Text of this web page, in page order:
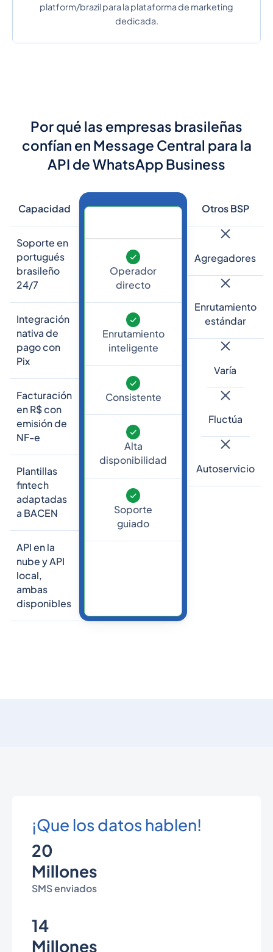
platform/brazil para la plataforma de marketing
dedicada.
Por qué las empresas brasileñas
confían en Message Central para la
API de WhatsApp Business
Capacidad
Soporte en
portugués
brasileño
24/7
Integración
nativa de
pago con
Pix
Facturación
en R$ con
emisión de
NF-e
Plantillas
fintech
adaptadas
a BACEN
API en la
nube y API
local,
ambas
disponibles
Operador
directo
Enrutamiento
inteligente
Consistente
Alta
disponibilidad
Soporte
guiado
Otros BSP
Agregadores
Enrutamiento
estándar
Varía
Fluctúa
Autoservicio
¡Que los datos hablen!
20
Millones
SMS enviados
14
Millones